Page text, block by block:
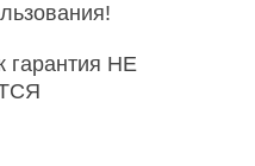
гарантия НЕ